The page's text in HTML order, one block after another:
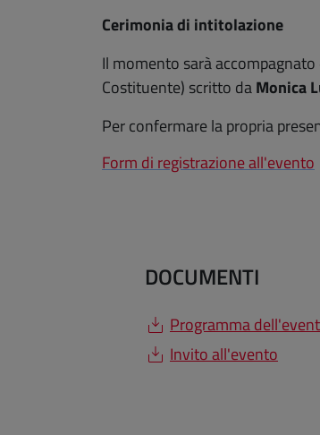
Cerimonia di intitolazione
Il momento sarà accompagnato
Costituente) scritto daMonica
Per confermare la propria
Form di registrazione all'evento
DOCUMENTI
Programma
Invito all'evento